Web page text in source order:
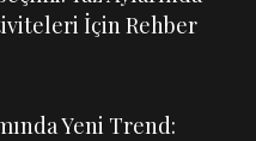
İçin Rehber
Yeni Trend: